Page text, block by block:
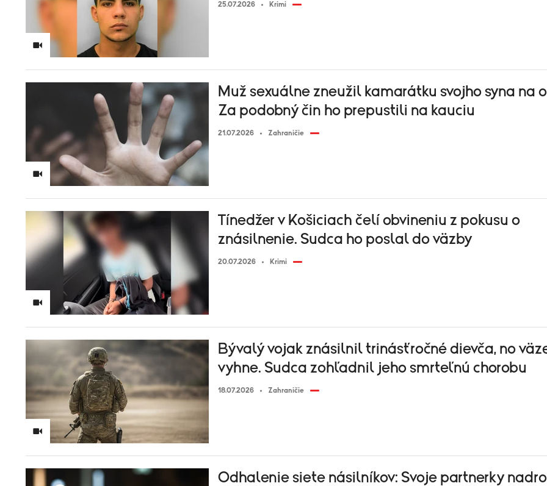
25.07.2026 Krimi
Muž sexuálne zneužil kamarátku svojho syna na
Za podobný čin ho prepustili na kauciu
21.07.2026 Zahraničie
Tínedžer v Košiciach čelí obvineniu z pokusu o
znásilnenie. Sudca ho poslal do väzby
20.07.2026 Krimi
Bývalý vojak znásilnil trinásťročné dievča, no
vyhne. Sudca zohľadnil jeho smrteľnú chorobu
18.07.2026 Zahraničie
Odhalenie siete násilníkov: Svoje partnerky